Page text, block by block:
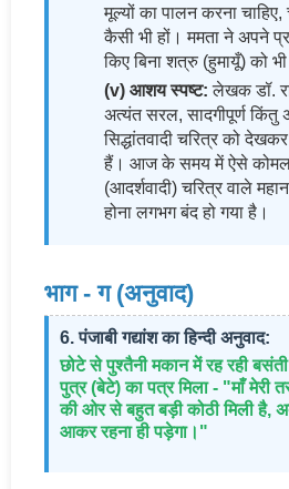
मूल्यों का पालन करना चाहिए,
कैसी भी हों। ममता ने अपने
किए बिना शत्रु (हुमायूँ) को
(v) आशय स्पष्ट: लेखक डॉ.
अत्यंत सरल, सादगीपूर्ण
सिद्धांतवादी चरित्र को
हैं। आज के समय में ऐसे
(आदर्शवादी) चरित्र वाले महान
होना लगभग बंद हो गया है।
भाग - ग (अनुवाद)
6. पंजाबी गद्यांश का हिन्दी अनुवाद:
छोटे से पुश्तैनी मकान में रह रही
पुत्र (बेटे) का पत्र मिला - "माँ मेरी
की ओर से बहुत बड़ी कोठी मिली है,
आकर रहना ही पड़ेगा।"